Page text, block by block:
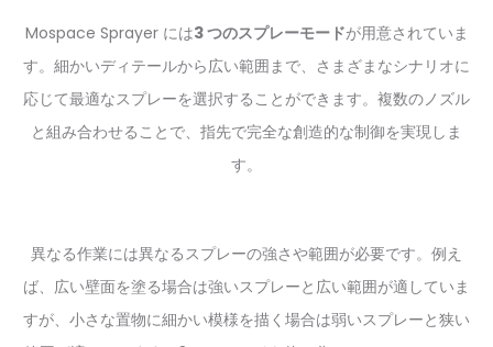
Mospace Sprayer には3 つのスプレーモードが用意されていま
す。細かいディテールから広い範囲まで、さまざまなシナリオに
応じて最適なスプレーを選択することができます。複数のノズル
と組み合わせることで、指先で完全な創造的な制御を実現しま
す。
異なる作業には異なるスプレーの強さや範囲が必要です。例え
ば、広い壁面を塗る場合は強いスプレーと広い範囲が適していま
すが、小さな置物に細かい模様を描く場合は弱いスプレーと狭い